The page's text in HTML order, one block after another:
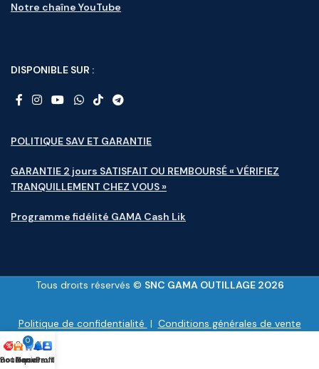
Notre chaîne YouTube
DISPONIBLE SUR :
POLITIQUE SAV ET GARANTIE
GARANTIE 2 jours SATISFAIT OU REMBOURSÉ « VÉRIFIEZ
TRANQUILLEMENT CHEZ VOUS »
Programme fidélité GAMA Cash Lik
Tous droits réservés © SNC GAMA OUTILLAGE 2026
Politique de confidentialité | Conditions générales de vente
Boutique
0
Panier
Nouveauté
Profile